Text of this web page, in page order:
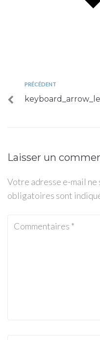
PRÉCÉDENT
Laisser un
Votre adresse e-mail ne
obligatoires sont